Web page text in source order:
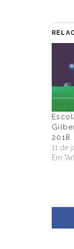
2018
11 de
Em